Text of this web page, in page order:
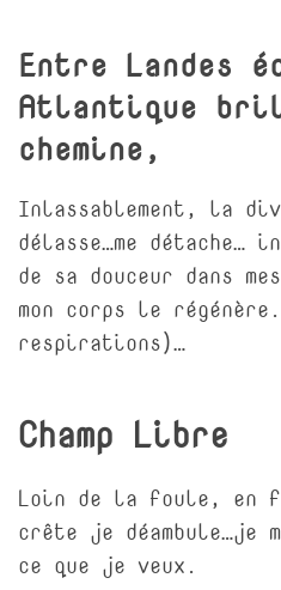
Entre Landes
Atlantique
chemine,
Inlassablement, la
délasse…me détache…
de sa douceur dans
mon corps le
respirations)…
Champ Libre
Loin de la foule, en
crête je déambule…je
ce que je veux.